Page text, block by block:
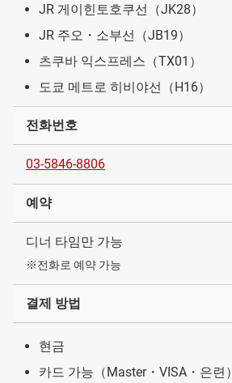
JR 게이힌토호쿠선（JK28）
JR 주오・소부선（JB19）
츠쿠바 익스프레스（TX01）
도쿄 메트로 히비야선（H16）
전화번호
03-5846-8806
예약
디너 타임만 가능
※전화로 예약 가능
결제 방법
현금
카드 가능（Master・VISA・은련）